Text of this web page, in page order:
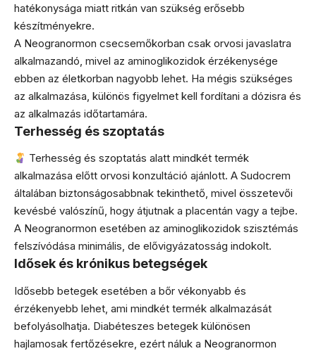
hatékonysága miatt ritkán van szükség erősebb
készítményekre.
A Neogranormon csecsemőkorban csak orvosi javaslatra
alkalmazandó, mivel az aminoglikozidok érzékenysége
ebben az életkorban nagyobb lehet. Ha mégis szükséges
az alkalmazása, különös figyelmet kell fordítani a dózisra és
az alkalmazás időtartamára.
Terhesség és szoptatás
Terhesség és szoptatás alatt mindkét termék
alkalmazása előtt orvosi konzultáció ajánlott. A Sudocrem
általában biztonságosabbnak tekinthető, mivel összetevői
kevésbé valószínű, hogy átjutnak a placentán vagy a tejbe.
A Neogranormon esetében az aminoglikozidok szisztémás
felszívódása minimális, de elővigyázatosság indokolt.
Idősek és krónikus betegségek
Idősebb betegek esetében a bőr vékonyabb és
érzékenyebb lehet, ami mindkét termék alkalmazását
befolyásolhatja. Diabéteszes betegek különösen
hajlamosak fertőzésekre, ezért náluk a Neogranormon